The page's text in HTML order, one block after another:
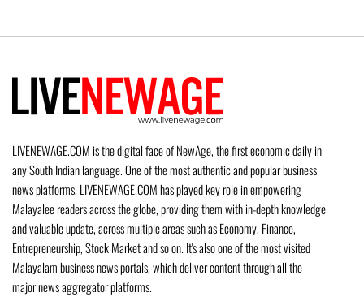
LIVENEWAGE.COM is the digital face of NewAge, the first economic daily in
any South Indian language. One of the most authentic and popular business
news platforms, LIVENEWAGE.COM has played key role in empowering
Malayalee readers across the globe, providing them with in-depth knowledge
and valuable update, across multiple areas such as Economy, Finance,
Entrepreneurship, Stock Market and so on. It's also one of the most visited
Malayalam business news portals, which deliver content through all the
major news aggregator platforms.